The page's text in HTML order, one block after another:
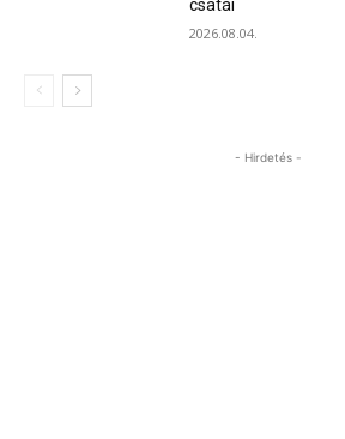
csatái
2026.08.04.
- Hirdetés -